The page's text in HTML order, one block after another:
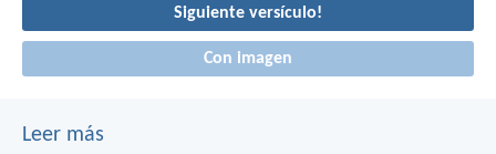
Siguiente versículo!
Con imagen
Leer más